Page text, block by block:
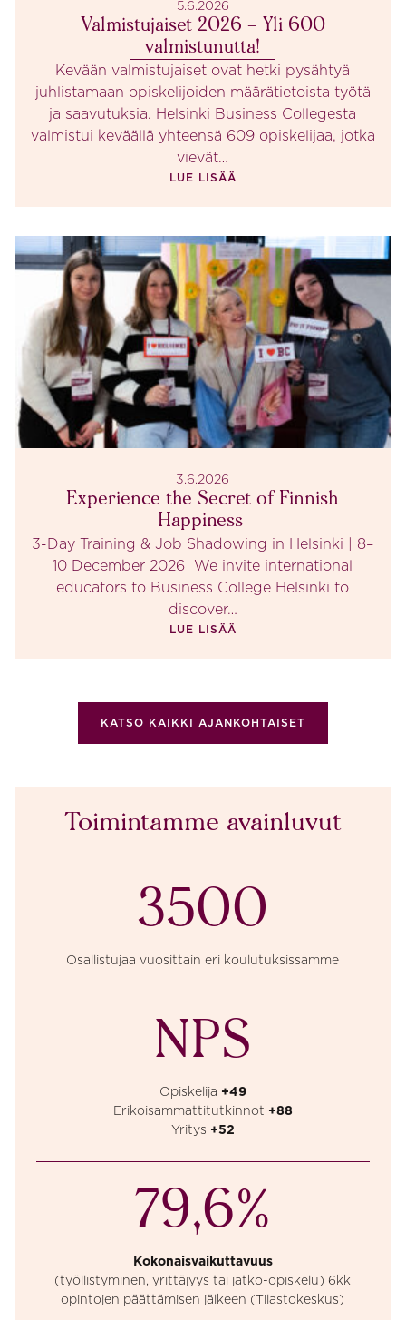
5.6.2026
Valmistujaiset 2026 – Yli 600
valmistunutta!
Kevään valmistujaiset ovat hetki pysähtyä
juhlistamaan opiskelijoiden määrätietoista työtä
ja saavutuksia. Helsinki Business Collegesta
valmistui keväällä yhteensä 609 opiskelijaa, jotka
vievät…
LUE LISÄÄ
3.6.2026
Experience the Secret of Finnish
Happiness
3-Day Training & Job Shadowing in Helsinki | 8–
10 December 2026 We invite international
educators to Business College Helsinki to
discover…
LUE LISÄÄ
KATSO KAIKKI AJANKOHTAISET
Toimintamme avainluvut
3500
Osallistujaa vuosittain eri koulutuksissamme
NPS
Opiskelija +49
Erikoisammattitutkinnot +88
Yritys +52
79,6%
Kokonaisvaikuttavuus
(työllistyminen, yrittäjyys tai jatko-opiskelu) 6kk
opintojen päättämisen jälkeen (Tilastokeskus)